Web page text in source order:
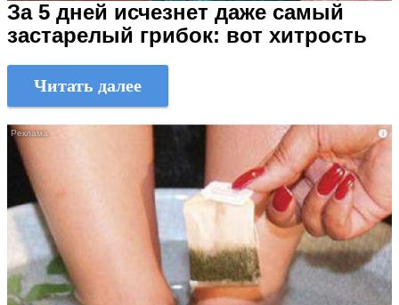
За 5 дней исчезнет даже самый
застарелый грибок: вот хитрость
Читать далее
i